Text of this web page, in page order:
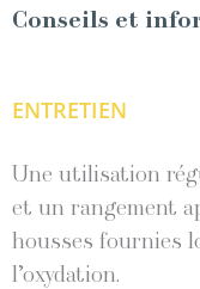
Conseils et
ENTRETIEN
Une utilisation
et un rangement
housses fournies
l’oxydation.